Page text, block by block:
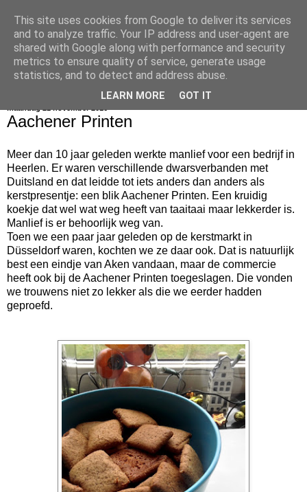
bijna net zo lekker als thuis
Aachener Printen
Meer dan 10 jaar geleden werkte manlief voor een bedrijf in
Heerlen. Er waren verschillende dwarsverbanden met
Duitsland en dat leidde tot iets anders dan anders als
kerstpresentje: een blik Aachener Printen. Een kruidig
koekje dat wel wat weg heeft van taaitaai maar lekkerder is.
Manlief is er behoorlijk weg van.
Toen we een paar jaar geleden op de kerstmarkt in
Düsseldorf waren, kochten we ze daar ook. Dat is natuurlijk
best een eindje van Aken vandaan, maar de commercie
heeft ook bij de Aachener Printen toegeslagen. Die vonden
we trouwens niet zo lekker als die we eerder hadden
geproefd.
This site uses cookies from Google to deliver its services
and to analyze traffic. Your IP address and user-agent are
shared with Google along with performance and security
metrics to ensure quality of service, generate usage
statistics, and to detect and address abuse.
LEARN MORE GOT IT